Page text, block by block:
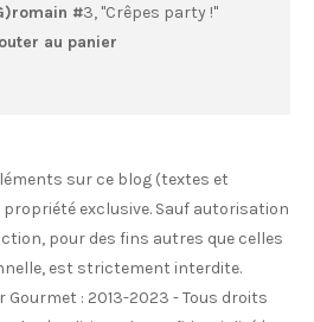
#3, "Crêpes party !"
au panier
sur ce blog (textes et
exclusive. Sauf autorisation
pour des fins autres que celles
est strictement interdite.
Gourmet : 2013-2023 - Tous droits